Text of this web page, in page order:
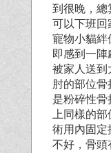
到很晚，總
可以下班回
寵物小貓絆
即感到一陣
被家人送到
肘的部位
是粉碎性骨
上同樣的
術用內固定
不好，骨頭